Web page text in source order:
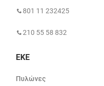
801 11 232425
210 55 58 832
ΕΚΕ
Πυλώνες